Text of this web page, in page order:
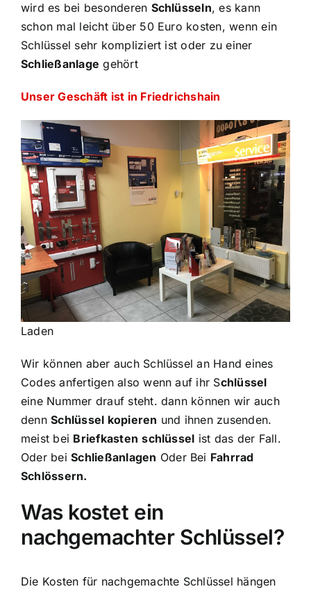
wird es bei besonderen Schlüsseln, es kann
schon mal leicht über 50 Euro kosten, wenn ein
Schlüssel sehr kompliziert ist oder zu einer
Schließanlage gehört
Unser Geschäft ist in Friedrichshain
Laden
Wir können aber auch Schlüssel an Hand eines
Codes anfertigen also wenn auf ihr Schlüssel
eine Nummer drauf steht. dann können wir auch
dennSchlüssel kopieren und ihnen zusenden.
meist bei Briefkasten schlüssel ist das der Fall.
Oder beiSchließanlagen Oder Bei Fahrrad
Schlössern.
Was kostet ein
nachgemachter Schlüssel?
Die Kosten für nachgemachte Schlüssel hängen